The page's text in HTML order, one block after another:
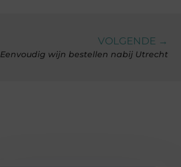
VOLGENDE →
Eenvoudig wijn bestellen nabij Utrecht